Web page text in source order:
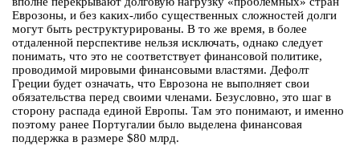
Еврозоны, и без каких-либо существенных сложностей долги
могут быть реструктурированы. В то же время, в более
отдаленной перспективе нельзя исключать, однако следует
понимать, что это не соответствует финансовой политике,
проводимой мировыми финансовыми властями. Дефолт
Греции будет означать, что Еврозона не выполняет свои
обязательства перед своими членами. Безусловно, это шаг в
сторону распада единой Европы. Там это понимают, и именно
поэтому ранее Португалии было выделена финансовая
поддержка в размере $80 млрд.